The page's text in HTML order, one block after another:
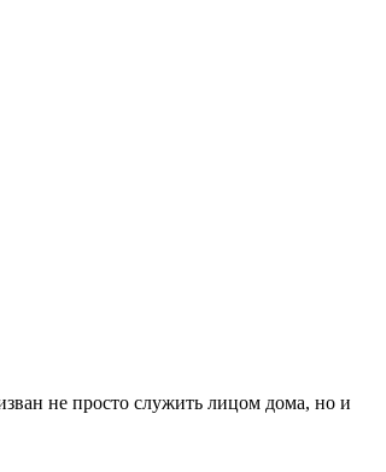
не просто служить лицом дома, но и